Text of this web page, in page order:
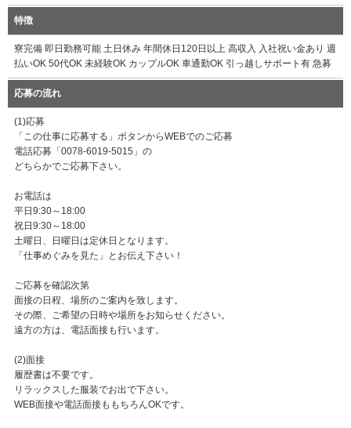
特徴
寮完備 即日勤務可能 土日休み 年間休日120日以上 高収入 入社祝い金あり 週
払いOK 50代OK 未経験OK カップルOK 車通勤OK 引っ越しサポート有 急募
応募の流れ
(1)応募
「この仕事に応募する」ボタンからWEBでのご応募
電話応募「0078-6019-5015」の
どちらかでご応募下さい。
お電話は
平日9:30～18:00
祝日9:30～18:00
土曜日、日曜日は定休日となります。
「仕事めぐみを見た」とお伝え下さい！
ご応募を確認次第
面接の日程、場所のご案内を致します。
その際、ご希望の日時や場所をお知らせください。
遠方の方は、電話面接も行います。
(2)面接
履歴書は不要です。
リラックスした服装でお出で下さい。
WEB面接や電話面接ももちろんOKです。